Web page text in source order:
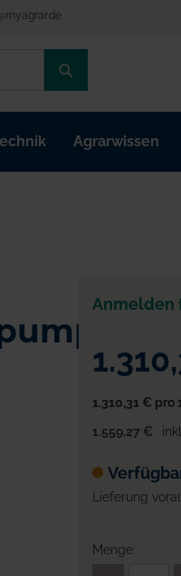
/
ARTIKELNR.
/
Agrarwissen
Anmelden
1.310,31 € pro
1.559,27 €
Lieferung
Menge